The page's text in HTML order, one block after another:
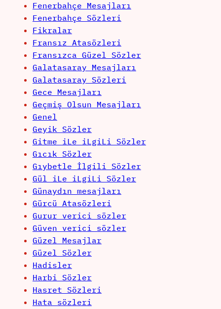
Fenerbahçe Mesajları
Fenerbahçe Sözleri
Fikralar
Fransız Atasözleri
Fransızca Güzel Sözler
Galatasaray Mesajları
Galatasaray Sözleri
Gece Mesajları
Geçmiş Olsun Mesajları
Genel
Geyik Sözler
Gitme iLe iLgiLi Sözler
Gıcık Sözler
Gıybetle İlgili Sözler
Gül iLe iLgiLi Sözler
Günaydın mesajları
Gürcü Atasözleri
Gurur verici sözler
Güven verici sözler
Güzel Mesajlar
Güzel Sözler
Hadisler
Harbi Sözler
Hasret Sözleri
Hata sözleri